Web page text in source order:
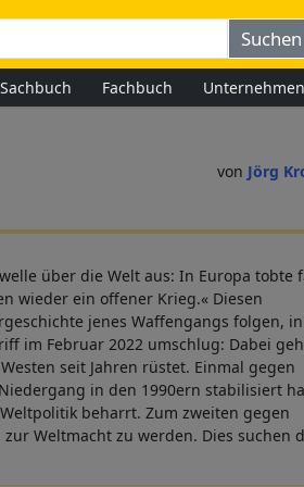
Sachbuch Fachbuch Unternehmen
Jörg
über die Welt aus: In Europa tobte
wieder ein offener Krieg.« Diesen
jenes Waffengangs folgen,
im Februar 2022 umschlug: Dabei
seit Jahren rüstet. Einmal gegen
in den 1990ern stabilisiert
beharrt. Zum zweiten gegen
Weltmacht zu werden. Dies suchen